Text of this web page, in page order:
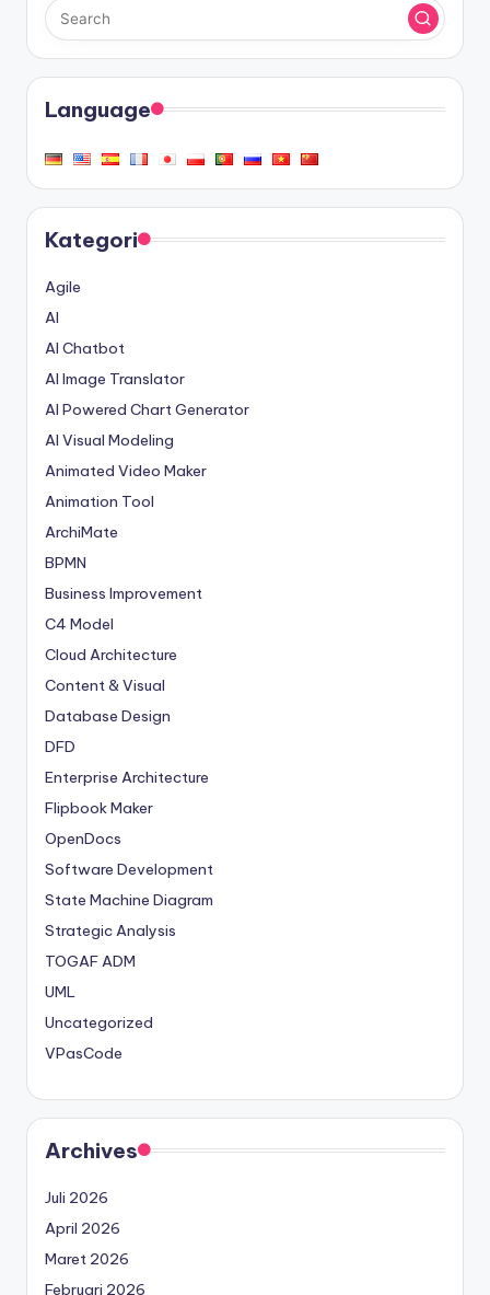
Language
Kategori
Agile
AI
AI Chatbot
AI Image Translator
AI Powered Chart Generator
AI Visual Modeling
Animated Video Maker
Animation Tool
ArchiMate
BPMN
Business Improvement
C4 Model
Cloud Architecture
Content & Visual
Database Design
DFD
Enterprise Architecture
Flipbook Maker
OpenDocs
Software Development
State Machine Diagram
Strategic Analysis
TOGAF ADM
UML
Uncategorized
VPasCode
Archives
Juli 2026
April 2026
Maret 2026
Februari 2026